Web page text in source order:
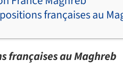
françaises au
françaises au Maghreb